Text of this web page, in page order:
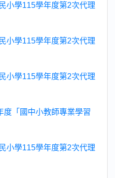
小學115學年度第2次代理
小學115學年度第2次代理
小學115學年度第2次代理
度「國中小教師專業學習
小學115學年度第2次代理